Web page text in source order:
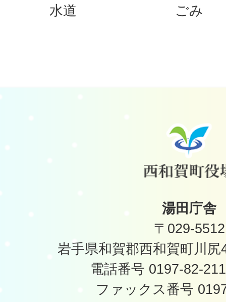
水道 ごみ
湯田庁舎
〒029-5512
岩手県和賀郡西和賀町川
電話番号 0197-82-
ファックス番号